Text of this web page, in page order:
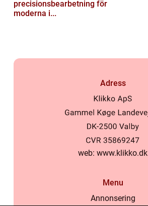
precisionsbearbetning för
moderna i...
Adress
web: www.klikko.dk
Menu
Annonsering